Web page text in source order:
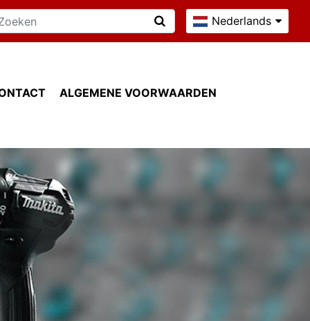
Nederlands
ALGEMENE VOORWAARDEN